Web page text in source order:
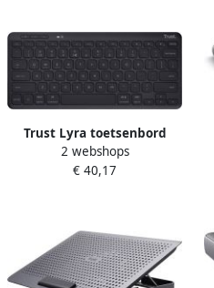
Trust Lyra toetsenbord
Universeel RF-draadloos +
Bluetooth QWERTY
2 webshops
€ 40,17